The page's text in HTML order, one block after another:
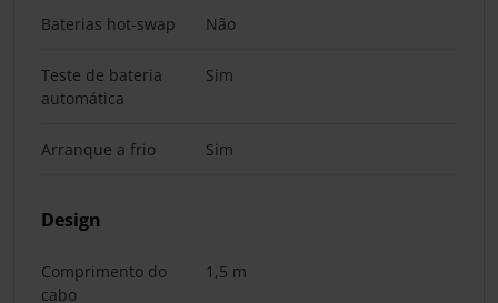
Baterias hot-swap Não
Teste de bateria
automática
Sim
Arranque a frio Sim
Design
Comprimento do
cabo
1,5 m